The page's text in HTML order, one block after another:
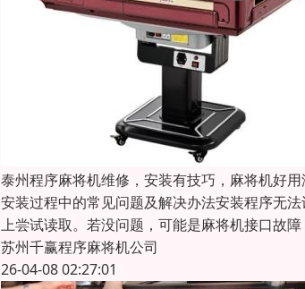
泰州程序麻将机维修，安装有技巧，麻将机好
安装过程中的常见问题及解决办法安装程序无
上尝试读取。若没问题，可能是麻将机接口故
苏州千赢程序麻将机公司
26-04-08 02:27:01